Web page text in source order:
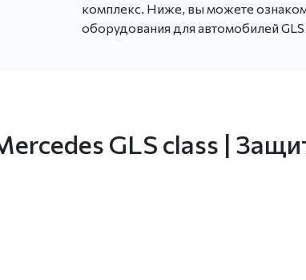
комплекс. Ниже, вы можете
оборудования для автомобилей
GLS class |